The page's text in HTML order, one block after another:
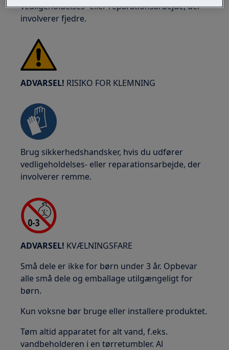
vedligeholdelses- eller reparationsarbejde, der
involverer fjedre.
ADVARSEL! RISIKO FOR KLEMNING
Brug sikkerhedshandsker, hvis du udfører
vedligeholdelses- eller reparationsarbejde, der
involverer remme.
ADVARSEL! KVÆLNINGSFARE
Små dele er ikke for børn under 3 år. Opbevar
alle små dele og emballage utilgængeligt for
børn.
Kun voksne bør bruge eller installere produktet.
Tøm altid apparatet for alt vand, f.eks.
vandbeholderen i en tørretumbler. Al